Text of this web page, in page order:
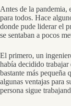
Antes de la pandemia,
para todos. Hace
donde pude liderar el
se sentaban a pocos
El primero, un
había decidido trabajar
bastante más pequeña
algunas ventajas para
persona sigue